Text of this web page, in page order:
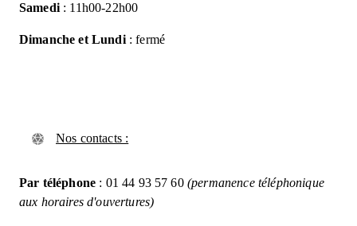
Samedi: 11h00-22h00
Dimanche et Lundi: fermé
Nos contacts :
Par téléphone : 01 44 93 57 60 (permanence téléphonique
aux horaires d'ouvertures)